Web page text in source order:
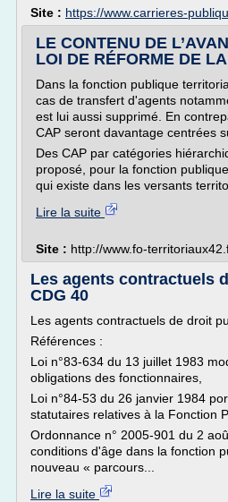
Site : https://www.carrieres-
LE CONTENU DE
LOI DE RÉFORME DE
Dans la fonction publique
cas de transfert d'agents
est lui aussi supprimé. En
CAP seront davantage centrées
Des CAP par catégories
proposé, pour la fonction
qui existe dans les versants
Lire la suite
Site : http://www.fo-
Les agents contractuels
CDG 40
Les agents contractuels de droit
Références :
Loi n°83-634 du 13 juillet 1983
obligations des fonctionnaires,
Loi n°84-53 du 26 janvier 1984
statutaires relatives à la Fonction
Ordonnance n° 2005-901 du 2
conditions d'âge dans la fonction
nouveau « parcours...
Lire la suite